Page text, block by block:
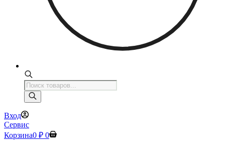
Поиск
товаров
Вход
Сервис
Корзина0 ₽ 0